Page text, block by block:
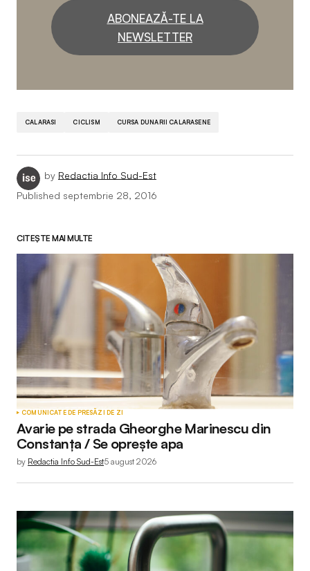
ABONEAZĂ-TE LA
NEWSLETTER
CALARASI CICLISM CURSA DUNARII CALARASENE
by Redactia Info Sud-Est
Published septembrie 28, 2016
CITEȘTE MAI MULTE
COMUNICATE DE PRESĂZI DE ZI
Avarie pe strada Gheorghe Marinescu din
Constanța / Se oprește apa
by Redactia Info Sud-Est5 august 2026